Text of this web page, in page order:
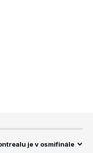
je v osmifinále